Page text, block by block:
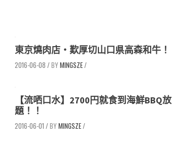
東京燒肉店・歎厚切山口県高森和牛！
2016-06-08 / MINGSZE/
【流哂口水】2700円就食到海鮮BBQ放
題！！
2016-06-01 / MINGSZE/